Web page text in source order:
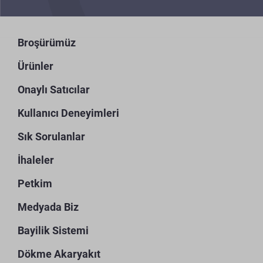
Broşürümüz
Ürünler
Onaylı Satıcılar
Kullanıcı Deneyimleri
Sık Sorulanlar
İhaleler
Petkim
Medyada Biz
Bayilik Sistemi
Dökme Akaryakıt